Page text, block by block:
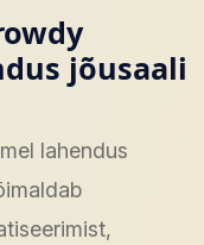
jõusaali
lahendus